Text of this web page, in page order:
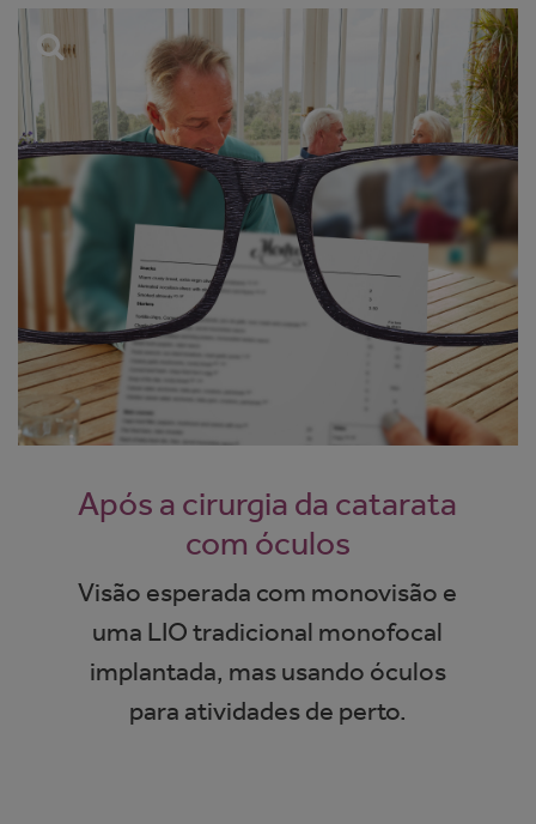
Após a cirurgia da catarata
com óculos
Visão esperada com monovisão e
uma LIO tradicional monofocal
implantada, mas usando óculos
para atividades de perto.